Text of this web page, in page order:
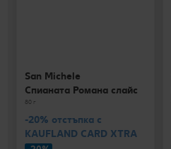
San Michele
Спианата Романа слайс
80 г
-20% отстъпка с
KAUFLAND CARD XTRA